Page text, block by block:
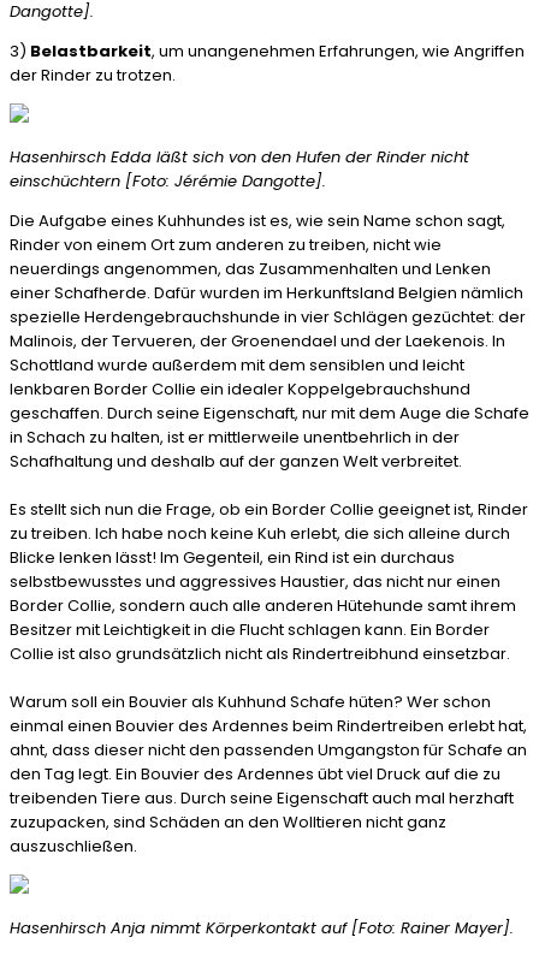
Dangotte].
3) Belastbarkeit, um unangenehmen Erfahrungen, wie Angriffen
der Rinder zu trotzen.
Hasenhirsch Edda läßt sich von den Hufen der Rinder nicht
einschüchtern [Foto: Jérémie Dangotte].
Die Aufgabe eines Kuhhundes ist es, wie sein Name schon sagt,
Rinder von einem Ort zum anderen zu treiben, nicht wie
neuerdings angenommen, das Zusammenhalten und Lenken
einer Schafherde. Dafür wurden im Herkunftsland Belgien nämlich
spezielle Herdengebrauchshunde in vier Schlägen gezüchtet: der
Malinois, der Tervueren, der Groenendael und der Laekenois. In
Schottland wurde außerdem mit dem sensiblen und leicht
lenkbaren Border Collie ein idealer Koppelgebrauchshund
geschaffen. Durch seine Eigenschaft, nur mit dem Auge die Schafe
in Schach zu halten, ist er mittlerweile unentbehrlich in der
Schafhaltung und deshalb auf der ganzen Welt verbreitet.
Es stellt sich nun die Frage, ob ein Border Collie geeignet ist, Rinder
zu treiben. Ich habe noch keine Kuh erlebt, die sich alleine durch
Blicke lenken lässt! Im Gegenteil, ein Rind ist ein durchaus
selbstbewusstes und aggressives Haustier, das nicht nur einen
Border Collie, sondern auch alle anderen Hütehunde samt ihrem
Besitzer mit Leichtigkeit in die Flucht schlagen kann. Ein Border
Collie ist also grundsätzlich nicht als Rindertreibhund einsetzbar.
Warum soll ein Bouvier als Kuhhund Schafe hüten? Wer schon
einmal einen Bouvier des Ardennes beim Rindertreiben erlebt hat,
ahnt, dass dieser nicht den passenden Umgangston für Schafe an
den Tag legt. Ein Bouvier des Ardennes übt viel Druck auf die zu
treibenden Tiere aus. Durch seine Eigenschaft auch mal herzhaft
zuzupacken, sind Schäden an den Wolltieren nicht ganz
auszuschließen.
Hasenhirsch Anja nimmt Körperkontakt auf [Foto: Rainer Mayer].